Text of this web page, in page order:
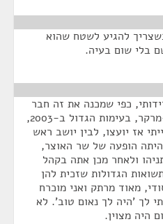
להגיע לשטח שהוא
בלי שום בעיה.
כפי שמכנה את זה חבר
הכנסת פרץ, באחד מכנסי דה-מרקר, בעימות הגדול ב-2003,
אז יועצו, לבין יושב ראש
הופעה של שר האוצר,
ולאחר מכן אתה בקהל
הגדולות שזכית להן
מאוד מרתק ואני מוכרח
לך 'היה לך נאום טוב'. לא
היה מצוין.